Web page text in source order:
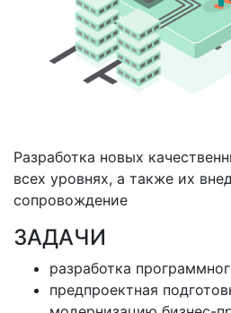
Разработка новых
всех уровнях, а также их
сопровождение
ЗАДАЧИ
разработка
предпроектная